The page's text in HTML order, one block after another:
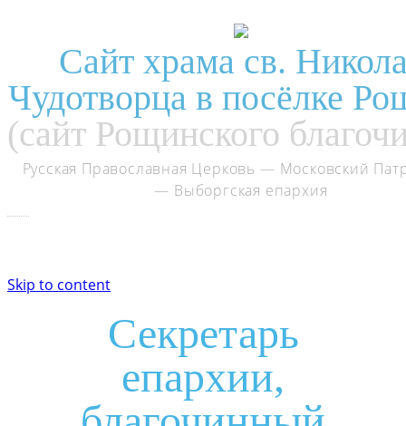
Сайт храма св.
Чудотворца в посёлке
(сайт Рощинского
Русская Православная Церковь — Московский
— Выборгская епархия
Skip to content
Секретарь
епархии,